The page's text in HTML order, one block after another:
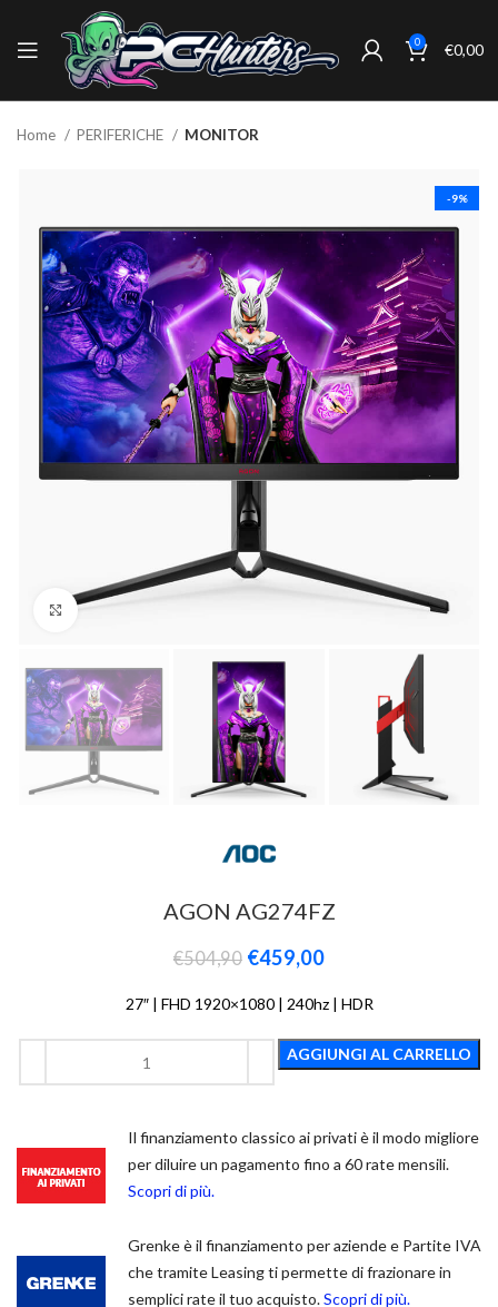
0 €0,00
Home PERIFERICHE MONITOR
-9%
Click to enlarge
AGON AG274FZ
€504,90 €459,00
27″ | FHD 1920×1080 | 240hz | HDR
AGGIUNGI AL CARRELLO
Il finanziamento classico ai privati è il modo migliore
per diluire un pagamento fino a 60 rate mensili.
Scopri di più.
Grenke è il finanziamento per aziende e Partite IVA
che tramite Leasing ti permette di frazionare in
semplici rate il tuo acquisto.Scopri di più.